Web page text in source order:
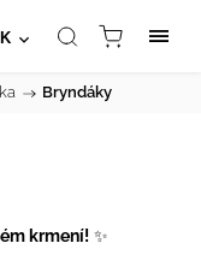
/ Bryndáky
krmení! ✨